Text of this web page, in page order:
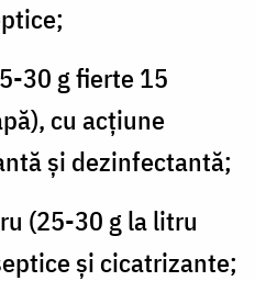
30 g fierte 15
cu acţiune
şi dezinfectantă;
(25-30 g la litru
şi cicatrizante;